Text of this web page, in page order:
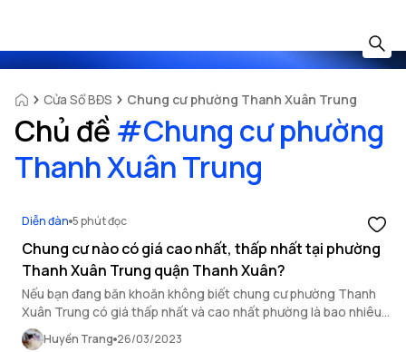
Cửa Sổ BĐS Chung cư phường Thanh Xuân Trung
Chủ đề #Chung cư phường
Thanh Xuân Trung
Diễn đàn 5 phút đọc
Chung cư nào có giá cao nhất, thấp nhất tại phường
Thanh Xuân Trung quận Thanh Xuân?
Nếu bạn đang băn khoăn không biết chung cư phường Thanh
Xuân Trung có giá thấp nhất và cao nhất phường là bao nhiêu
thì hãy theo dõi ngay bài viết này!
Huyền Trang 26/03/2023